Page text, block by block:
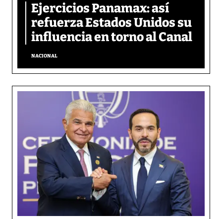
Ejercicios Panamax: así
refuerza Estados Unidos su
influencia en torno al Canal
NACIONAL